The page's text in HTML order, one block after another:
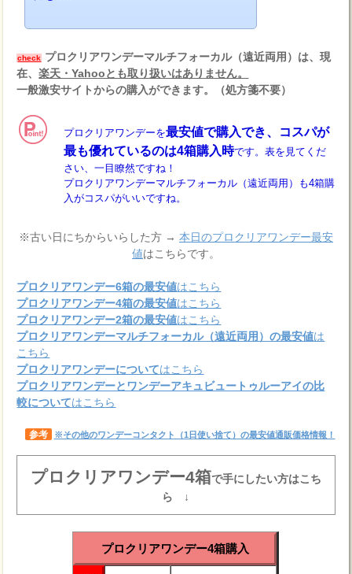
check
プロクリアワンデーマルチフォーカル（遠近両用）は、現
在、楽天・Yahooとも取り扱いはありません。
一般激安サイトからの購入ができます。（処方箋不要）
プロクリアワンデーを最安値で購入でき、コスパが
最も優れているのは4箱購入時です。表を見てくだ
さい、一目瞭然ですね！
プロクリアワンデーマルチフォーカル（遠近両用）も4箱購
入がコスパがいいですね。
※古い日にちからいらした方 → 本日のプロクリアワンデー最安
値はこちらです。
プロクリアワンデー6箱の最安値はこちら
プロクリアワンデー4箱の最安値はこちら
プロクリアワンデー2箱の最安値はこちら
プロクリアワンデーマルチフォーカル（遠近両用）の最安値は
こちら
プロクリアワンデーについてはこちら
プロクリアワンデーとワンデーアキュビュートゥルーアイの比
較についてはこちら
参考 ※その他のワンデーコンタクト（1日使い捨て）の最安値通販価格情報！
プロクリアワンデー4箱で手にしたい方はこち
ら ↓
プロクリアワンデー4箱購入